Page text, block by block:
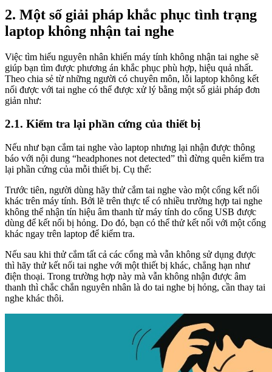
2. Một số giải pháp khắc phục tình trạng
laptop không nhận tai nghe
Việc tìm hiểu nguyên nhân khiến máy tính không nhận tai nghe sẽ
giúp bạn tìm được phương án khắc phục phù hợp, hiệu quả nhất.
Theo chia sẻ từ những người có chuyên môn, lỗi laptop không kết
nối được với tai nghe có thể được xử lý bằng một số giải pháp đơn
giản như:
2.1. Kiểm tra lại phần cứng của thiết bị
Nếu như bạn cắm tai nghe vào laptop nhưng lại nhận được thông
báo với nội dung “headphones not detected” thì đừng quên kiểm tra
lại phần cứng của mỗi thiết bị. Cụ thể:
Trước tiên, người dùng hãy thử cắm tai nghe vào một cổng kết nối
khác trên máy tính. Bởi lẽ trên thực tế có nhiều trường hợp tai nghe
không thể nhận tín hiệu âm thanh từ máy tính do cổng USB được
dùng để kết nối bị hỏng. Do đó, bạn có thể thử kết nối với một cổng
khác ngay trên laptop để kiểm tra.
Nếu sau khi thử cắm tất cả các cổng mà vẫn không sử dụng được
thì hãy thử kết nối tai nghe với một thiết bị khác, chẳng hạn như
điện thoại. Trong trường hợp này mà vẫn không nhận được âm
thanh thì chắc chắn nguyên nhân là do tai nghe bị hỏng, cần thay tai
nghe khác thôi.